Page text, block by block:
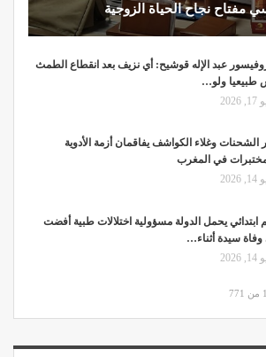
مفتاح نجاح الحياة الزوجية
عبد الإله قوشيح: أي نزيف بعد انقطاع الطمث
طبيعيا ولو…
الشحنات وغلاء الكواشف يفاقمان أزمة الأدوية
في المغرب
ابتدائي يحمل الدولة مسؤولية اختلالات طبية أفضت
وفاة سيدة أثناء…
1 من 771